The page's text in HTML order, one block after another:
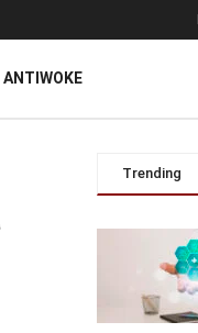
ANTIWOKE
Trending